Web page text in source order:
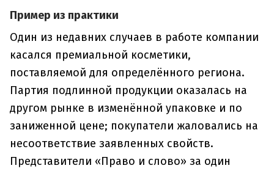
Пример из практики
Один из недавних случаев в работе компании
касался премиальной косметики,
поставляемой для определённого региона.
Партия подлинной продукции оказалась на
другом рынке в изменённой упаковке и по
заниженной цене; покупатели жаловались на
несоответствие заявленных свойств.
Представители «Право и слово» за один